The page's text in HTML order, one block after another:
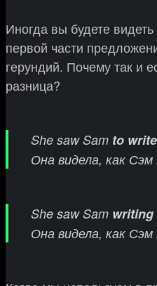
Иногда вы будете
первой части
герундий. Почему так и
разница?
She saw Sam to write
Она видела, как Сэм
She saw Sam writing
Она видела, как Сэм